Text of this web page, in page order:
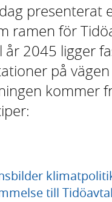
presenterat
ramen för
2045 ligger
på
kommer
till